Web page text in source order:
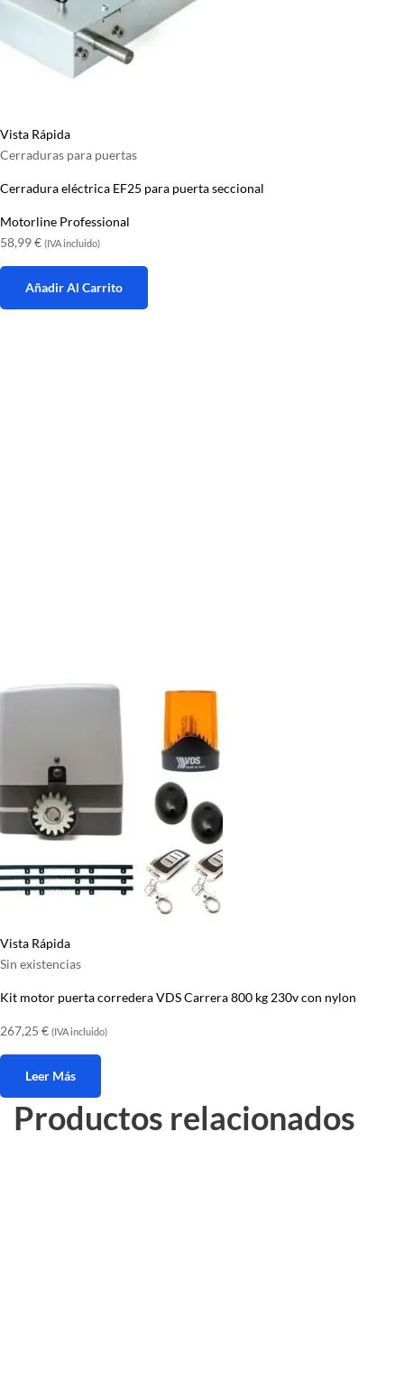
Vista Rápida
Cerraduras para puertas
Cerradura eléctrica EF25 para puerta seccional
Motorline Professional
58,99€ (IVA incluido)
Añadir Al Carrito
Vista Rápida
Sin existencias
Kit motor puerta corredera VDS Carrera 800 kg 230v con nylon
267,25 € (IVA incluido)
Leer Más
Productos relacionados